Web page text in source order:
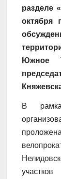
разделе
октября
Южное
В